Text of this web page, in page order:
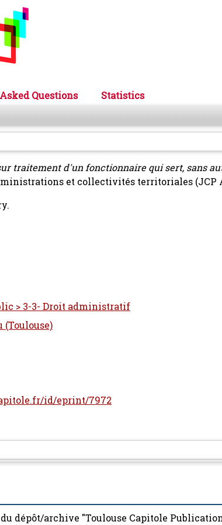
Questions
Statistics
traitement d'un fonctionnaire qui sert, sans
et collectivités territoriales (JCP
> 3-3- Droit administratif
id/eprint/7972
dépôt/archive "Toulouse Capitole